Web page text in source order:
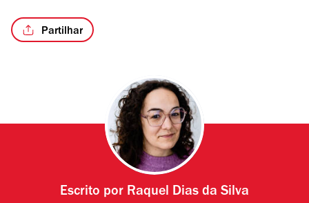
Partilhar
Escrito por Raquel Dias da Silva